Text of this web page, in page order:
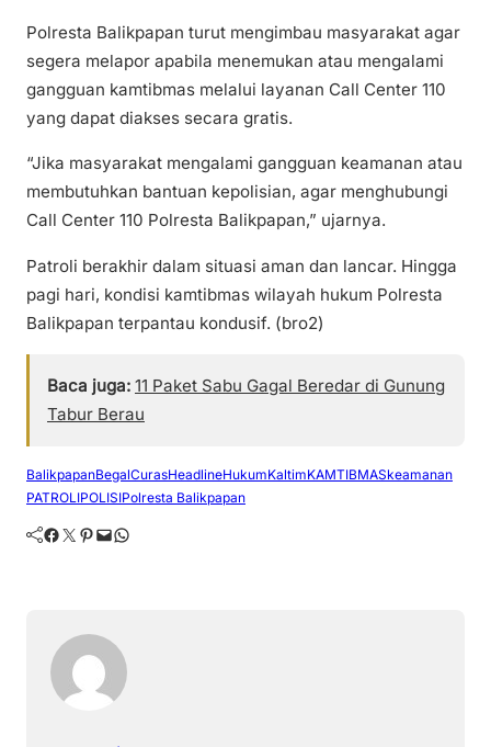
Polresta Balikpapan turut mengimbau masyarakat agar
segera melapor apabila menemukan atau mengalami
gangguan kamtibmas melalui layanan Call Center 110
yang dapat diakses secara gratis.
“Jika masyarakat mengalami gangguan keamanan atau
membutuhkan bantuan kepolisian, agar menghubungi
Call Center 110 Polresta Balikpapan,” ujarnya.
Patroli berakhir dalam situasi aman dan lancar. Hingga
pagi hari, kondisi kamtibmas wilayah hukum Polresta
Balikpapan terpantau kondusif. (bro2)
Baca juga: 11 Paket Sabu Gagal Beredar di Gunung
Tabur Berau
BalikpapanBegalCurasHeadlineHukumKaltimKAMTIBMASkeamanan
PATROLIPOLISIPolresta Balikpapan
Facebook Twitter Pinterest Mail WhatsApp